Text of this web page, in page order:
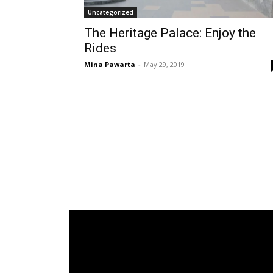
Uncategorized
The Heritage Palace: Enjoy the
Rides
Mina Pawarta - May 29, 2019